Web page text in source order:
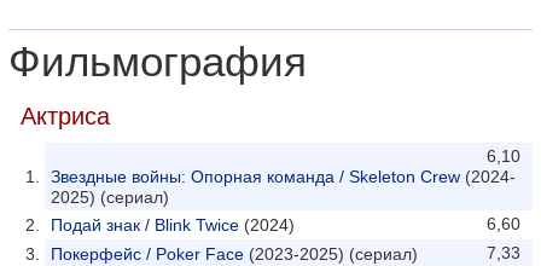
Фильмография
Актриса
6,10
Звездные войны: Опорная команда / Skeleton Crew (2024-
2025) (сериал)
6,60
Подай знак / Blink Twice (2024)
7,33
Покерфейс / Poker Face (2023-2025) (сериал)